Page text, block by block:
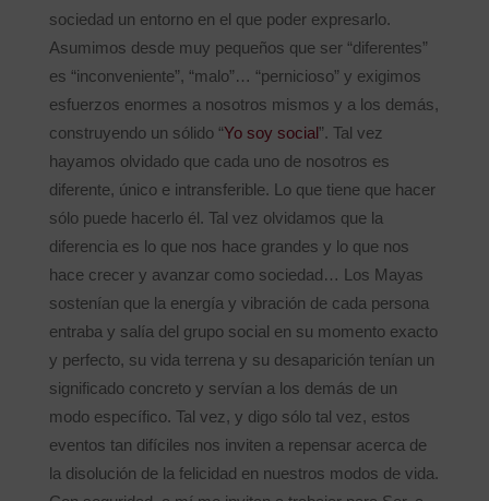
sociedad un entorno en el que poder expresarlo.
Asumimos desde muy pequeños que ser “diferentes”
es “inconveniente”, “malo”… “pernicioso” y exigimos
esfuerzos enormes a nosotros mismos y a los demás,
construyendo un sólido “Yo soy social”. Tal vez
hayamos olvidado que cada uno de nosotros es
diferente, único e intransferible. Lo que tiene que hacer
sólo puede hacerlo él. Tal vez olvidamos que la
diferencia es lo que nos hace grandes y lo que nos
hace crecer y avanzar como sociedad… Los Mayas
sostenían que la energía y vibración de cada persona
entraba y salía del grupo social en su momento exacto
y perfecto, su vida terrena y su desaparición tenían un
significado concreto y servían a los demás de un
modo específico. Tal vez, y digo sólo tal vez, estos
eventos tan difíciles nos inviten a repensar acerca de
la disolución de la felicidad en nuestros modos de vida.